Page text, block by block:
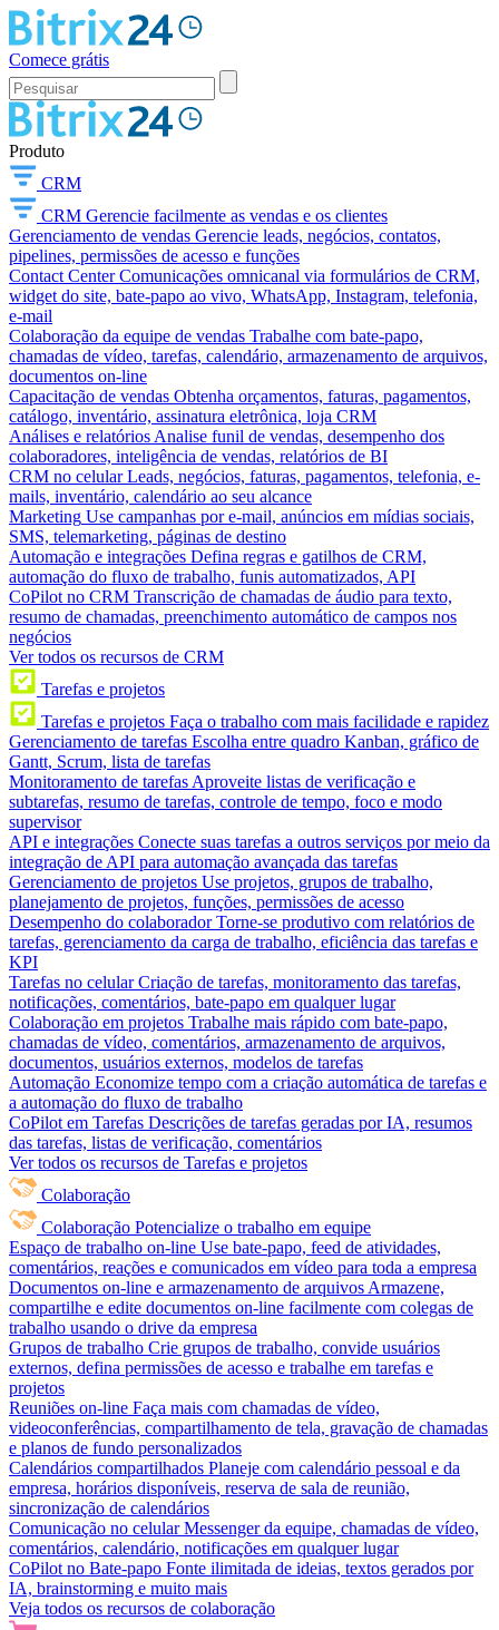
Comece grátis
Produto
CRM
CRM Gerencie facilmente as vendas e os clientes
Gerenciamento de vendas Gerencie leads, negócios, contatos,
pipelines, permissões de acesso e funções
Contact Center Comunicações omnicanal via formulários de CRM,
widget do site, bate-papo ao vivo, WhatsApp, Instagram, telefonia,
e-mail
Colaboração da equipe de vendas Trabalhe com bate-papo,
chamadas de vídeo, tarefas, calendário, armazenamento de arquivos,
documentos on-line
Capacitação de vendas Obtenha orçamentos, faturas, pagamentos,
catálogo, inventário, assinatura eletrônica, loja CRM
Análises e relatórios Analise funil de vendas, desempenho dos
colaboradores, inteligência de vendas, relatórios de BI
CRM no celular Leads, negócios, faturas, pagamentos, telefonia, e-
mails, inventário, calendário ao seu alcance
Marketing Use campanhas por e-mail, anúncios em mídias sociais,
SMS, telemarketing, páginas de destino
Automação e integrações Defina regras e gatilhos de CRM,
automação do fluxo de trabalho, funis automatizados, API
CoPilot no CRM Transcrição de chamadas de áudio para texto,
resumo de chamadas, preenchimento automático de campos nos
negócios
Ver todos os recursos de CRM
Tarefas e projetos
Tarefas e projetos Faça o trabalho com mais facilidade e rapidez
Gerenciamento de tarefas Escolha entre quadro Kanban, gráfico de
Gantt, Scrum, lista de tarefas
Monitoramento de tarefas Aproveite listas de verificação e
subtarefas, resumo de tarefas, controle de tempo, foco e modo
supervisor
API e integrações Conecte suas tarefas a outros serviços por meio da
integração de API para automação avançada das tarefas
Gerenciamento de projetos Use projetos, grupos de trabalho,
planejamento de projetos, funções, permissões de acesso
Desempenho do colaborador Torne-se produtivo com relatórios de
tarefas, gerenciamento da carga de trabalho, eficiência das tarefas e
KPI
Tarefas no celular Criação de tarefas, monitoramento das tarefas,
notificações, comentários, bate-papo em qualquer lugar
Colaboração em projetos Trabalhe mais rápido com bate-papo,
chamadas de vídeo, comentários, armazenamento de arquivos,
documentos, usuários externos, modelos de tarefas
Automação Economize tempo com a criação automática de tarefas e
a automação do fluxo de trabalho
CoPilot em Tarefas Descrições de tarefas geradas por IA, resumos
das tarefas, listas de verificação, comentários
Ver todos os recursos de Tarefas e projetos
Colaboração
Colaboração Potencialize o trabalho em equipe
Espaço de trabalho on-line Use bate-papo, feed de atividades,
comentários, reações e comunicados em vídeo para toda a empresa
Documentos on-line e armazenamento de arquivos Armazene,
compartilhe e edite documentos on-line facilmente com colegas de
trabalho usando o drive da empresa
Grupos de trabalho Crie grupos de trabalho, convide usuários
externos, defina permissões de acesso e trabalhe em tarefas e
projetos
Reuniões on-line Faça mais com chamadas de vídeo,
videoconferências, compartilhamento de tela, gravação de chamadas
e planos de fundo personalizados
Calendários compartilhados Planeje com calendário pessoal e da
empresa, horários disponíveis, reserva de sala de reunião,
sincronização de calendários
Comunicação no celular Messenger da equipe, chamadas de vídeo,
comentários, calendário, notificações em qualquer lugar
CoPilot no Bate-papo Fonte ilimitada de ideias, textos gerados por
IA, brainstorming e muito mais
Veja todos os recursos de colaboração